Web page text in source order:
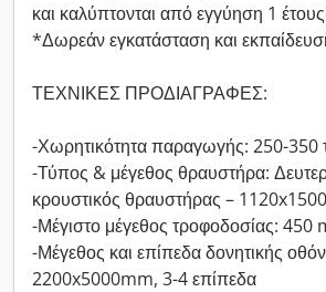
και καλύπτονται από εγγύηση 1
*Δωρεάν εγκατάσταση και
ΤΕΧΝΙΚΕΣ ΠΡΟΔΙΑΓΡΑΦΕΣ:
-Χωρητικότητα παραγωγής: 250-350
-Τύπος & μέγεθος θραυστήρα:
κρουστικός θραυστήρας –
-Μέγιστο μέγεθος τροφοδοσίας: 450
-Μέγεθος και επίπεδα δονητικής
2200x5000mm, 3-4 επίπεδα